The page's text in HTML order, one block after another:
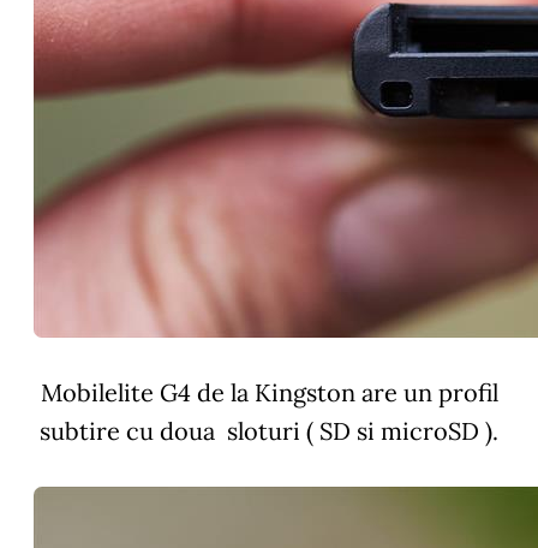
Mobilelite G4 de la Kingston are un profil
subtire cu doua sloturi ( SD si microSD ).